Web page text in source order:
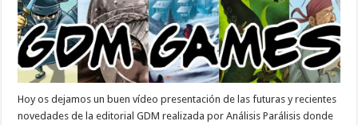
Hoy os dejamos un buen vídeo presentación de las futuras y recientes
novedades de la editorial GDM realizada por Análisis Parálisis donde